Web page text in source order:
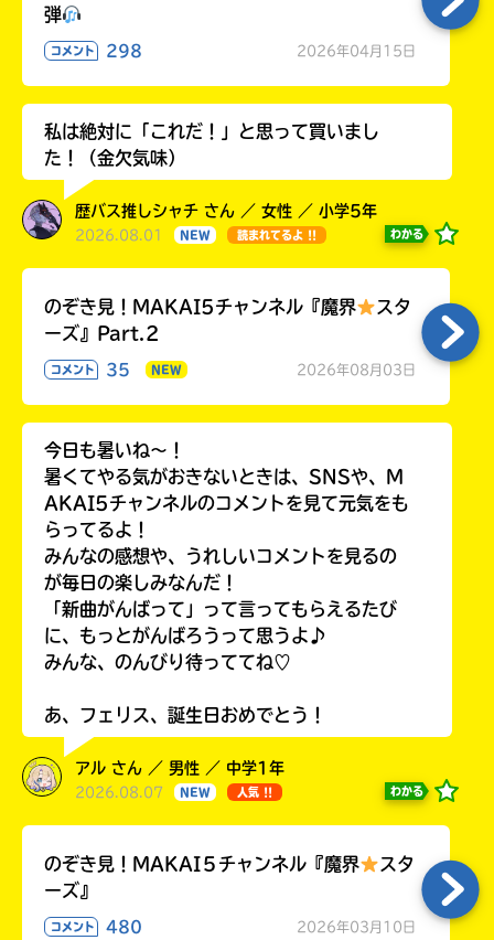
弾
コメント 298 2026年04月15日
私は絶対に「これだ！」と思って買いまし
た！（金欠気味）
歴バス推しシャチ さん ／ 女性 ／ 小学5年
2026.08.01 NEW 読まれてるよ !! わかる
のぞき見！MAKAI5チャンネル『魔界
スタ
ーズ』Part.2
コメント 35 NEW 2026年08月03日
今日も暑いね〜！
暑くてやる気がおきないときは、SNSや、M
AKAI5チャンネルのコメントを見て元気をも
らってるよ！
みんなの感想や、うれしいコメントを見るの
が毎日の楽しみなんだ！
「新曲がんばって」って言ってもらえるたび
に、もっとがんばろうって思うよ♪
みんな、のんびり待っててね♡
あ、フェリス、誕生日おめでとう！
アル さん ／ 男性 ／ 中学1年
2026.08.07 NEW 人気 !! わかる
のぞき見！MAKAI５チャンネル『魔界
スタ
ーズ』
コメント 480 2026年03月10日